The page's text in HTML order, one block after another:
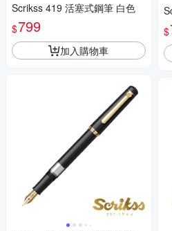
Scrikss 419 活塞式鋼筆 白色
$799
加入購物車
$